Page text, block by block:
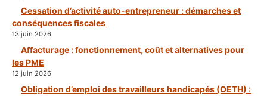
Cessation d’activité auto-entrepreneur : démarches et
conséquences fiscales
13 juin 2026
Affacturage : fonctionnement, coût et alternatives pour
les PME
12 juin 2026
Obligation d’emploi des travailleurs handicapés (OETH) :